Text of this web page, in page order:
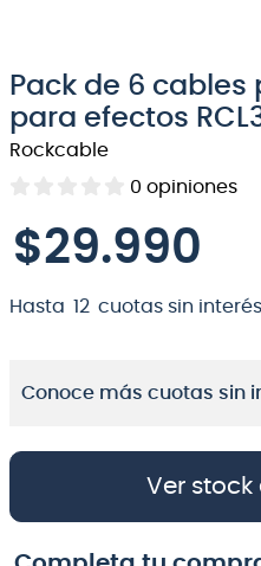
Pack de 6
para efectos
Rockcable
0 opiniones
$29.990
Hasta 12 cuotas sin
Conoce más cuotas sin
Ver
5
amplificador
6.
guitarra
7.
teclado
9 .
micrófono